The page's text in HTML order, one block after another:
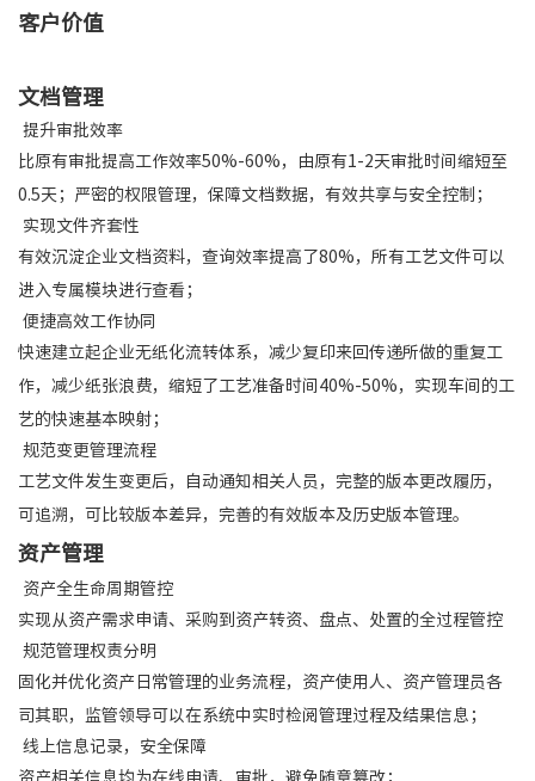
客户价值
文档管理
提升审批效率
比原有审批提高工作效率50%-60%，由原有1-2天审批时间缩短至
0.5天；严密的权限管理，保障文档数据，有效共享与安全控制；
实现文件齐套性
有效沉淀企业文档资料，查询效率提高了80%，所有工艺文件可以
进入专属模块进行查看；
便捷高效工作协同
快速建立起企业无纸化流转体系，减少复印来回传递所做的重复工
作，减少纸张浪费，缩短了工艺准备时间40%-50%，实现车间的工
艺的快速基本映射；
规范变更管理流程
工艺文件发生变更后，自动通知相关人员，完整的版本更改履历，
可追溯，可比较版本差异，完善的有效版本及历史版本管理。
资产管理
资产全生命周期管控
实现从资产需求申请、采购到资产转资、盘点、处置的全过程管控
规范管理权责分明
固化并优化资产日常管理的业务流程，资产使用人、资产管理员各
司其职，监管领导可以在系统中实时检阅管理过程及结果信息；
线上信息记录，安全保障
资产相关信息均为在线申请、审批，避免随意篡改；